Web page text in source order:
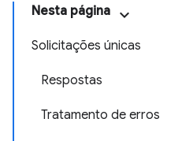
Nesta página
Solicitações únicas
Respostas
Tratamento de erros